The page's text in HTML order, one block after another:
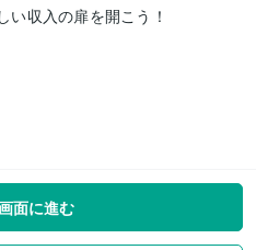
い収入の扉を開こう！
面に進む